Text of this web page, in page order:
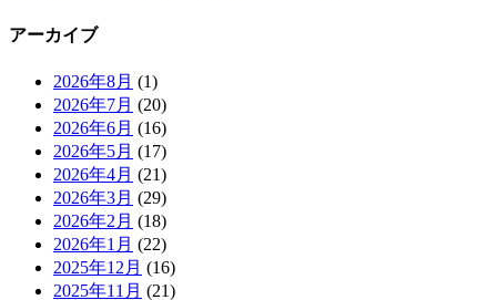
アーカイブ
2026年8月 (1)
2026年7月 (20)
2026年6月 (16)
2026年5月 (17)
2026年4月 (21)
2026年3月 (29)
2026年2月 (18)
2026年1月 (22)
2025年12月 (16)
2025年11月 (21)